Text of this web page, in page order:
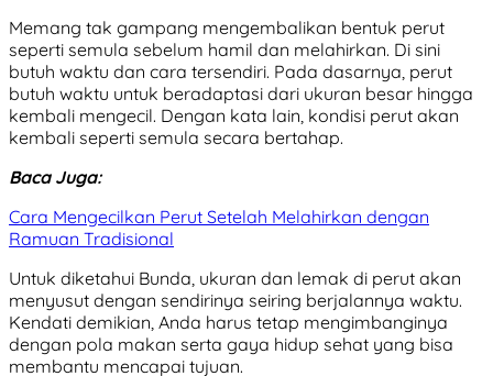
Memang tak gampang mengembalikan bentuk perut
seperti semula sebelum hamil dan melahirkan. Di sini
butuh waktu dan cara tersendiri. Pada dasarnya, perut
butuh waktu untuk beradaptasi dari ukuran besar hingga
kembali mengecil. Dengan kata lain, kondisi perut akan
kembali seperti semula secara bertahap.
Baca Juga:
Cara Mengecilkan Perut Setelah Melahirkan dengan
Ramuan Tradisional
Untuk diketahui Bunda, ukuran dan lemak di perut akan
menyusut dengan sendirinya seiring berjalannya waktu.
Kendati demikian, Anda harus tetap mengimbanginya
dengan pola makan serta gaya hidup sehat yang bisa
membantu mencapai tujuan.